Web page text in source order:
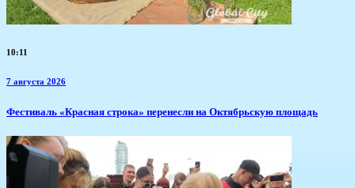
10:11
7 августа 2026
Фестиваль «Красная строка» перенесли на Октябрьскую площадь